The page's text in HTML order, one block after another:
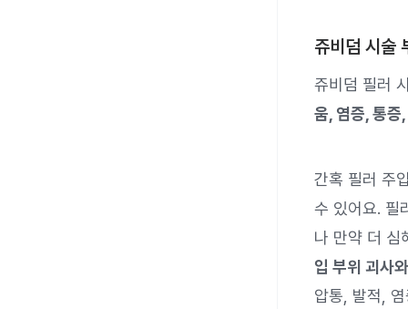
쥬비덤 시술
쥬비덤 필러
움, 염증, 통증
간혹 필러 주
수 있어요. 필
나 만약 더 심
입 부위 괴사
압통, 발적,